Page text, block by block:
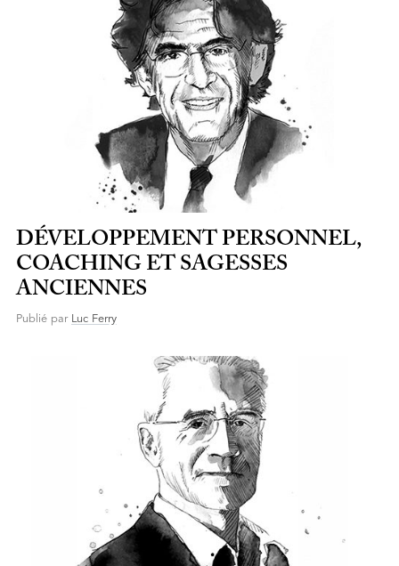
DÉVELOPPEMENT PERSONNEL,
COACHING ET SAGESSES
ANCIENNES
Publié par Luc Ferry